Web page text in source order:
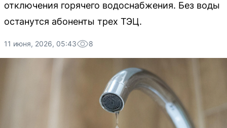
отключения горячего водоснабжения. Без воды
останутся абоненты трех ТЭЦ.
11 июня, 2026, 05:43 8